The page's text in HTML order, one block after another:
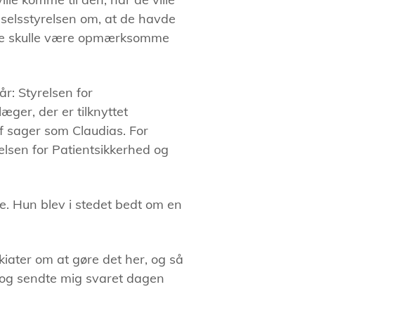
om, at de havde
skulle være opmærksomme
Styrelsen for
der er tilknyttet
som Claudias. For
for Patientsikkerhed og
Hun blev i stedet bedt om en
om at gøre det her, og så
sendte mig svaret dagen